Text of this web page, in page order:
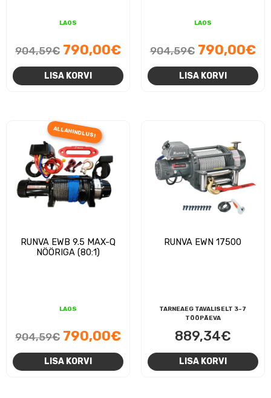
LAOS
904,59€ Algne
hind
oli:
790,00€Praegune
hind
LISA KORVI
LAOS
904,59€ Algne
hind
oli:
790,00€
LISA KORVI
ALLAHINDLUS!
RUNVA EWB 9.5 MAX-Q
NÖÖRIGA (80:1)
LAOS
904,59€ Algne
hind
oli:
790,00€Praegune
hind
LISA KORVI
RUNVA EWN 17500
TARNEAEG TAVALISELT 3-7
TÖÖPÄEVA
889,34€
LISA KORVI